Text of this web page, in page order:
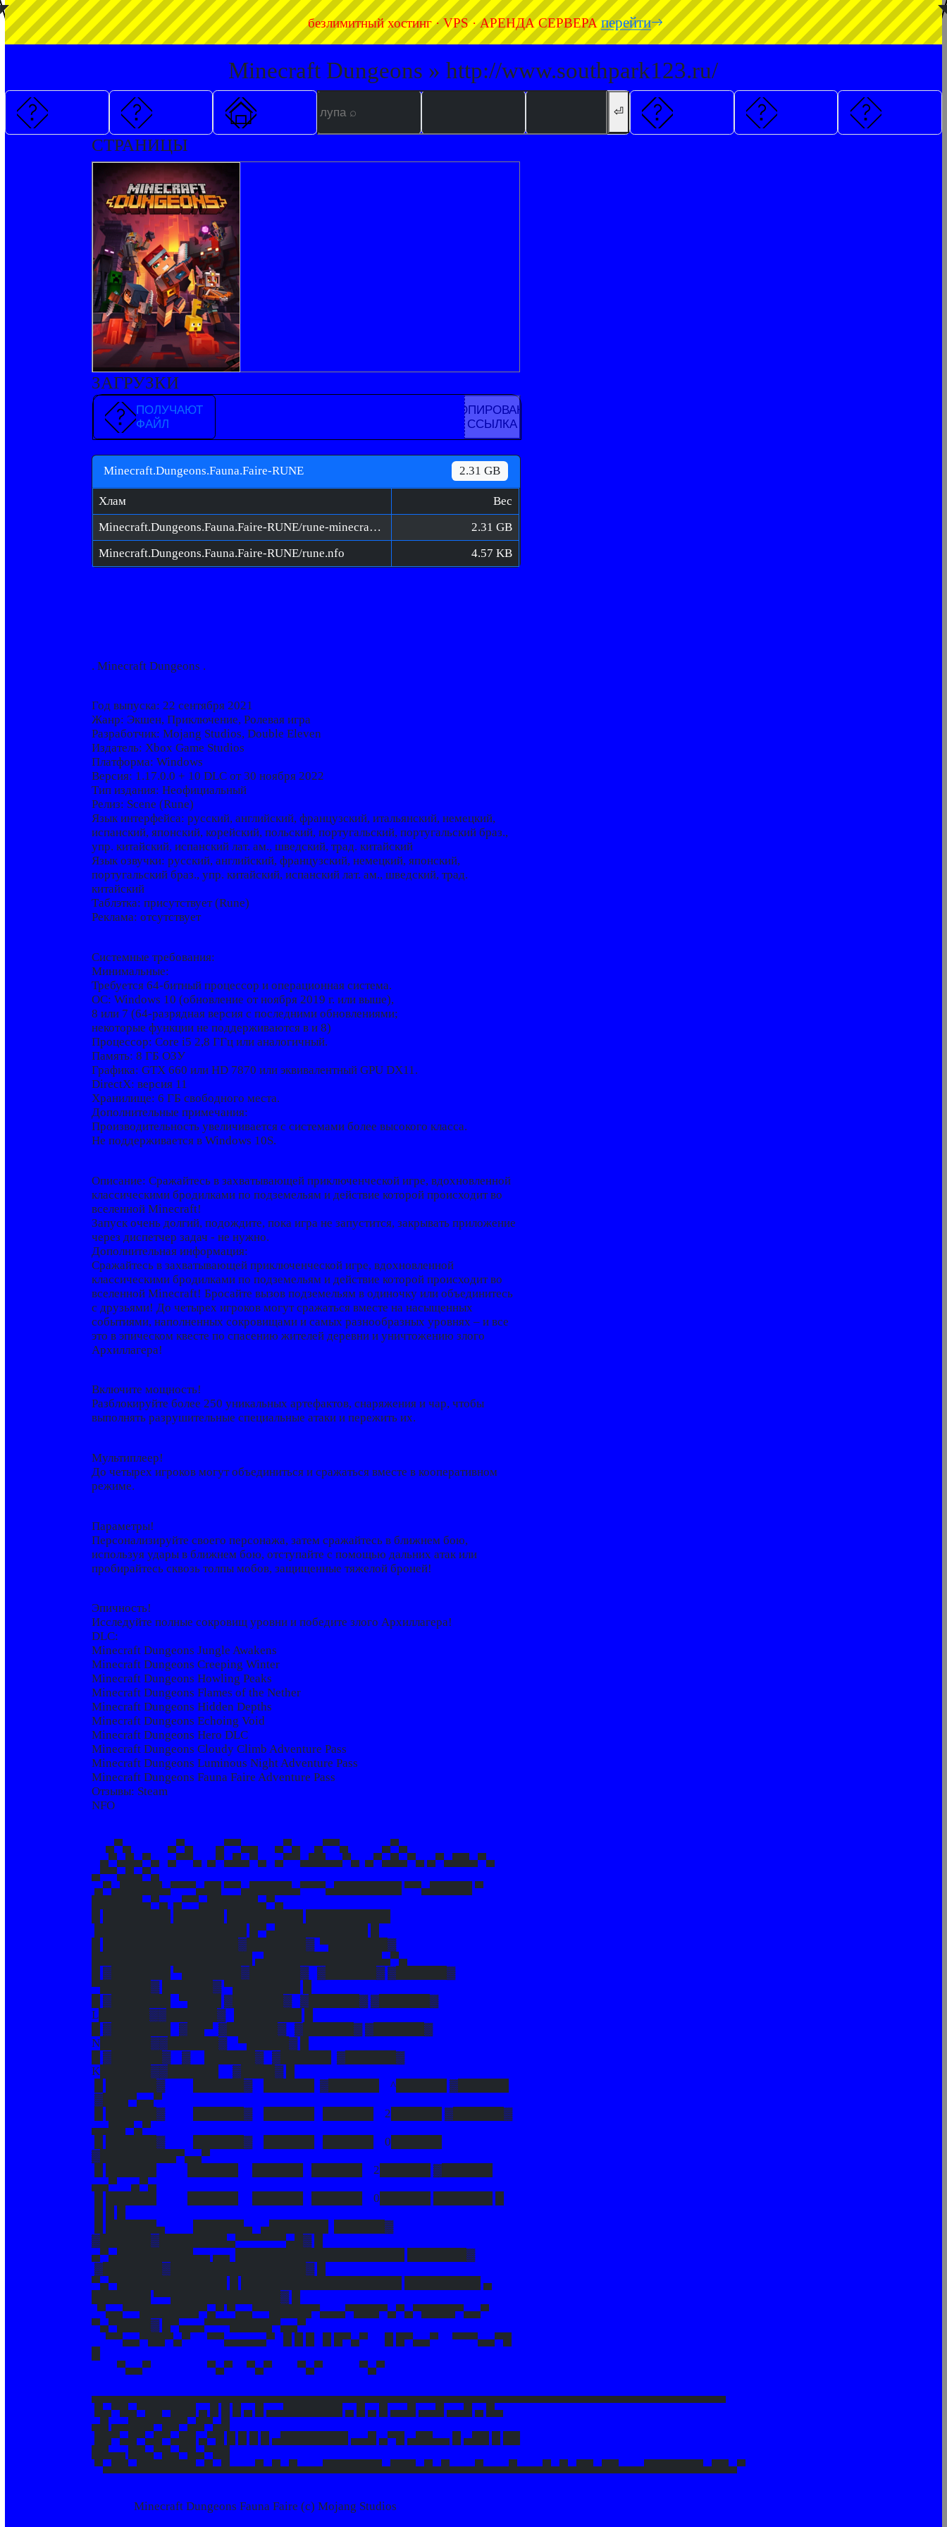
безлимитный хостинг · VPS · АРЕНДА СЕРВЕРАперейти
Minecraft Dungeons » http://www.southpark123.ru/
◤ ◥
⏎
СТРАНИЦЫ
ЗАГРУЗКИ
ПОЛУЧАЮТ
ФАЙЛ
КОПИРОВАНА
ССЫЛКА
Minecraft.Dungeons.Fauna.Faire-RUNE 2.31 GB
Хлам
Вес
Minecraft.Dungeons.Fauna.Faire-RUNE/rune-minecraft.dungeons.fauna.faire.iso
2.31 GB
Minecraft.Dungeons.Fauna.Faire-RUNE/rune.nfo
4.57 KB
. Minecraft Dungeons .
Год выпуска: 22 сентября 2021
Жанр: Экшен, Приключение, Ролевая игра
Разработчик: Mojang Studios, ‪Double Eleven
Издатель: Xbox Game Studios
Платформа: Windows
Версия: 1.17.0.0 + 10 DLC от 30 ноября 2022
Тип издания: Неофициальный
Релиз: Scene (Rune)
Язык интерфейса: русский, английский, французский, итальянский, немецкий,
испанский, японский, корейский, польский, португальский, португальский браз.,
упр. китайский, испанский лат. ам., шведский, трад. китайский
Язык озвучки: русский, английский, французский, немецкий, японский,
португальский браз., упр. китайский, испанский лат. ам., шведский, трад.
китайский
Таблэтка: присутствует (Rune)
Реклама: отсутствует
Системные требования:
Минимальные:
Требуется 64-битный процессор и операционная система.
ОС: Windows 10 (обновление от ноября 2019 г. или выше),
8 или 7 (64-разрядная версия с последними обновлениями;
некоторые функции не поддерживаются в и 8)
Процессор: Core i5 2,8 ГГц или аналогичный.
Память: 8 ГБ ОЗУ
Графика: GTX 660 или HD 7870 или эквивалентный GPU DX11.
DirectX: версия 11
Хранилище: 6 ГБ свободного места.
Дополнительные примечания:
Производительность увеличивается с системами более высокого класса.
Не поддерживается в Windows 10S.
Описание: Сражайтесь в захватывающей приключенческой игре, вдохновленной
классическими бродилками по подземельям и действие которой происходит во
вселенной Minecraft!
Запуск очень долгий, подождите, пока игра не запустится, закрывать приложение
через диспетчер задач - не нужно.
Дополнительная информация:
Сражайтесь в захватывающей приключенческой игре, вдохновленной
классическими бродилками по подземельям и действие которой происходит во
вселенной Minecraft! Бросайте вызов подземельям в одиночку или объединитесь
с друзьями! До четырех игроков могут сражаться вместе на насыщенных
событиями, наполненных сокровищами и самых разнообразных уровнях – и все
это в эпическом квесте по спасению жителей деревни и уничтожению злого
Архиллагера!
Включите мощность!
Разблокируйте более 250 уникальных артефактов, снаряжения и чар, чтобы
выполнять разрушительные специальные атаки и пережить их.
Мультиплеер!
До четырех игроков могут объединиться и сражаться вместе в кооперативном
режиме.
Параметры!
Персонализируйте своего персонажа, затем сражайтесь в ближнем бою,
используя удары в ближнем бою, отступайте с помощью дальних атак или
пробирайтесь сквозь толпы мобов, защищенные тяжелой броней!
Эпичность!
Исследуйте полные сокровищ уровни и победите злого Архиллагера!
DLC:
Minecraft Dungeons Jungle Awakens
Minecraft Dungeons Creeping Winter
Minecraft Dungeons Howling Peaks
Minecraft Dungeons Flames of the Nether
Minecraft Dungeons Hidden Depths
Minecraft Dungeons Echoing Void
Minecraft Dungeons Hero DLC
Minecraft Dungeons Cloudy Climb Adventure Pass
Minecraft Dungeons Luminous Night Adventure Pass
Minecraft Dungeons Fauna Faire Adventure Pass
Отзывы: Steam
NFO
▄▀▄ ▄▀▄ ▄▀▀▄▄ ▄▀▄ ▄▀▀▄ ▄▀▄
▄▀▄█▄▀▄ ▄▀▀▄ ▄▀▄█▄▀▄ ▄▀▀▄██▄▄▀▄ ▄▀▄█▄▀▄ ▄▀▄██▄▀▄
▄▀▀▄█▄▀▄
▄▀▄█████▄▀▀▀▄██ ▀▀▄█████▄▀▀▀▄████████ ▀▀▄█████ ▀
██████▄▀▄ ▄▀▀▄██████▄▀▄
██████████████████ █▀▄███████████ █
█ ████████████████▓███████▓ ▀███████▓
███████████████████ ▄██████████████▄▀▄
█ ▓███████ ▀███████▓██████▓ ▓██████▓ ▓██████▓
▀██████▓ ██████▓ ▀████████ █
█ ▓███████ ▀████ ▓██████▓ ▓██████▓ ▓██████▓
L██████▓▓██████▓ ████████ █
█ ▓███████ ▓██▀ ▓██████▓ ▓██████▓ ▓██████▓
N██████▓▓██████▓ ▀█████▓ █
█ ▓██████▓ ▓ ██████▓ ▓██████ ▓██████▓
K██████▓▓██████ ▓████▓ █
█ ██████▓ ██████▓ ██████ ▓██████ ^██████ ▓██████
▓███▀▄▄▀
█ ██████▓ ██████▓ ██████ ██████ 2██████ ▓██████▓
▄▄██▀▄▀
█ ██████▓ ██████▓ ██████ ██████ 0██████
▓█████████▀▄▄▀
█ ██████ ██████ ██████ ██████ 2██████ ▓██████
▄▄▀ ▄▀▄
█ ██████ ██████ ██████ ██████ 0██████ ███████ █
█ ██████▄ ██████▄ ▄███████ ██████▓
▓██████▓████████▄▀▀▀▀▀▀▄█▓ █
▄▀▄█████████▄▄ ▄▄ ████████████████████ ███████▓
▓███████▓████████████████▓ █
▀▄▀█████████████ █ ███████████████████ █████████ ▄
███████ ▀▀█████████████▓ █
▀▄▄▀▀███████▀▄▀ ▀▄▄▀▀█████▀▄▄▄▀███▀▄▀▄▀████▀▄▄▀
▀▄▀████▓ █▀▄▄▄▀▀▀█████▀▄▄▀
▀▀▄▄▀██▀▄▀ ▀▀▄▄▄▄▄▀ █ █ █ █ █▀▄▀ █ █▀▄▄▀ ▀▀▀▄▄▀█
▀▄▄▀ ▀▄▀ ▀▄▀ ▀▄▀ ▀▄▀
▄▄▄▄▄▄▄▄▄▄▄▄▄▄▄▄▄▄▄▄▄▄▄▄▄▄▄▄▄▄▄▄▄▄▄▄▄▄▄▄▄▄▄▄▄▄▄▄▄▄▄▄▄▄▄▄▄▄▄▄▄▄▄▄▄▄▄▄▄▄▄▄▄▄▄
█▄▀█▄▀██▀███ ▄ █ █ █ ▄ █ ▄▄███████ ▄ █ ▄ █ ▄▄█ ▄▄█ ▄▄█ ▄ █▄
▄█ ▄▄███▀██▀▄█▀▄█
██▀▄█▀▄█▀▄██ ▄▀█ █ █ █ █ ▄████████ ▄▄█ ▄▀█ ▄██▄▄ █ ▄██ █ ██
██▄▄ ██▄▀█▄▀█▄▀██
▀▄██▄███████▄█▄█▄▄▄█▄█▄█▄▄▄███████▄███▄█▄█▄▄▄█▄▄▄█▄▄▄█▄█▄██▄██▄▄▄███████▄██▄▀
Minecraft Dungeons Fauna Faire (c) Mojang Studios